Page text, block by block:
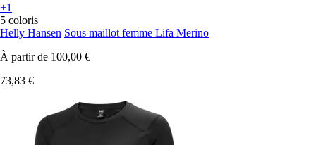
+1
5 coloris
Helly Hansen Sous maillot femme Lifa Merino
À partir de 100,00 €
73,83 €